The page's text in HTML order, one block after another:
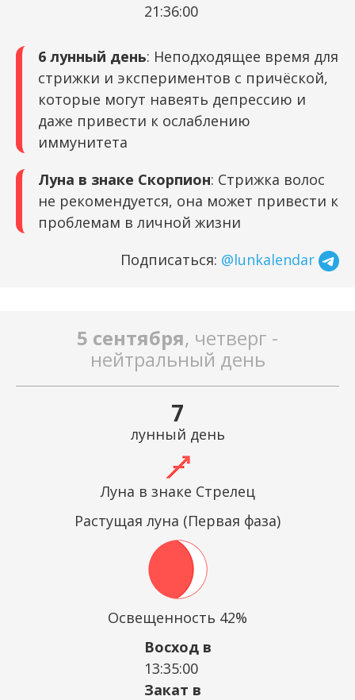
21:36:00
6 лунный день: Неподходящее время для
стрижки и экспериментов с причёской,
которые могут навеять депрессию и
даже привести к ослаблению
иммунитета
Луна в знаке Скорпион: Стрижка волос
не рекомендуется, она может привести к
проблемам в личной жизни
Подписаться: @lunkalendar
5 сентября, четверг -
нейтральный день
7
лунный день
Луна в знаке Стрелец
Растущая луна (Первая фаза)
Освещенность 42%
Восход в
13:35:00
Закат в